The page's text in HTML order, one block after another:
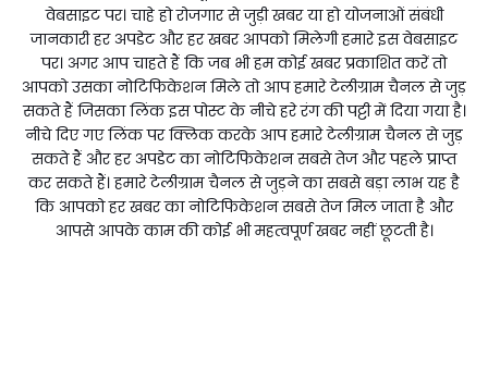
वेबसाइट पर। चाहे हो रोजगार से जुड़ी खबर या हो योजनाओं संबंधी
जानकारी हर अपडेट और हर खबर आपको मिलेगी हमारे इस वेबसाइट
पर। अगर आप चाहते हैं कि जब भी हम कोई खबर प्रकाशित करें तो
आपको उसका नोटिफिकेशन मिले तो आप हमारे टेलीग्राम चैनल से जुड़
सकते हैं जिसका लिंक इस पोस्ट के नीचे हरे रंग की पट्टी में दिया गया है।
नीचे दिए गए लिंक पर क्लिक करके आप हमारे टेलीग्राम चैनल से जुड़
सकते हैं और हर अपडेट का नोटिफिकेशन सबसे तेज और पहले प्राप्त
कर सकते हैं। हमारे टेलीग्राम चैनल से जुड़ने का सबसे बड़ा लाभ यह है
कि आपको हर खबर का नोटिफिकेशन सबसे तेज मिल जाता है और
आपसे आपके काम की कोई भी महत्वपूर्ण खबर नहीं छूटती है।